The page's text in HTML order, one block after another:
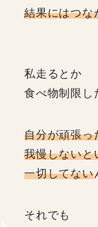
結果にはつな
私走るとか
食べ物制限し
自分が頑張っ
我慢しないと
一切してない
それでも